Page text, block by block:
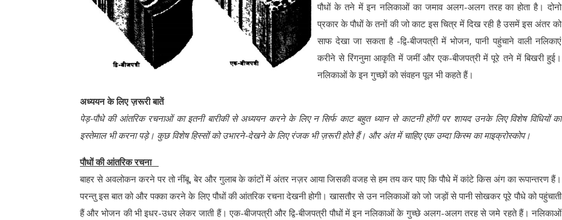
पौधों के तने में इन नलिकाओं का जमाव अलग-अलग तरह का होता है। दोनो
प्रकार के पौधों के तनों की जो काट इस चित्र में दिख रही है उसमें इस अंतर को
साफ देखा जा सकता है -द्वि-बीजपत्री में भोजन, पानी पहुंचाने वाली नलिकाएं
करीने से रिंगनुमा आकृति में जमीं और एक-बीजपत्री में पूरे तने में बिखरी हुई।
नलिकाओं के इन गुच्छों को संवहन पूल भी कहते हैं।
अध्ययन के लिए ज़रूरी बातें
पेड़-पौधे की आंतरिक रचनाओं का इतनी बारीकी से अध्ययन करने के लिए न सिर्फ काट बहुत ध्यान से काटनी होंगी पर शायद उनके लिए विशेष विधियों का
इस्तेमाल भी करना पड़े। कुछ विशेष हिस्सों को उभारने-देखने के लिए रंजक भी ज़रूरी होते हैं। और अंत में चाहिए एक उम्दा किस्म का माइक्रोस्कोप।
पौधों की आंतरिक रचना
बाहर से अवलोकन करने पर तो नींबू, बेर और गुलाब के कांटों में अंतर नज़र आया जिसकी वजह से हम तय कर पाए कि पौधे में कांटे किस अंग का रूपान्तरण हैं।
परन्तु इस बात को और पक्का करने के लिए पौधों की आंतरिक रचना देखनी होगी। खासतौर से उन नलिकाओं को जो जड़ों से पानी सोखकर पूरे पौधे को पहुंचाती
हैं और भोजन की भी इधर-उधर लेकर जाती हैं। एक-बीजपत्री और द्वि-बीजपत्री पौधों में इन नलिकाओं के गुच्छे अलग-अलग तरह से जमे रहते हैं। नलिकाओं